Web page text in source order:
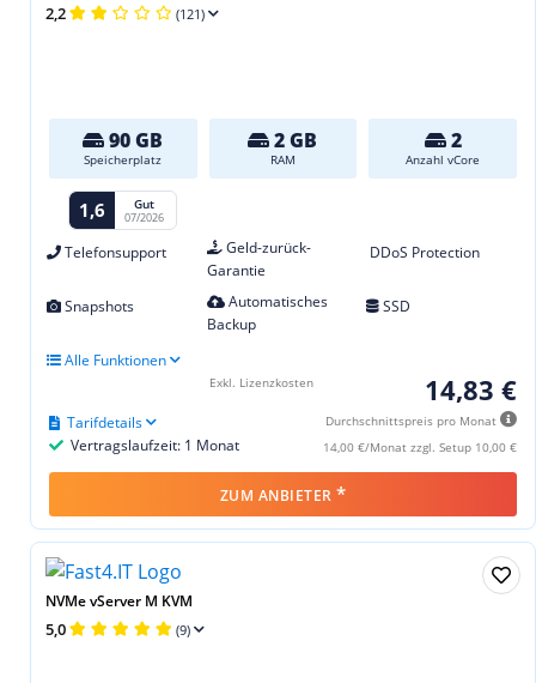
2,2 (121)
90 GB
Speicherplatz
2 GB
RAM
2
Anzahl vCore
1,6 Gut
07/2026
Telefonsupport
Geld-zurück-
Garantie
DDoS Protection
Snapshots
Automatisches
Backup
SSD
Alle Funktionen
14,83 €
Durchschnittspreis pro Monat
14,00 €/Monat zzgl. Setup 10,00 €
Vertragslaufzeit: 1 Monat
Tarifdetails
Exkl. Lizenzkosten
ZUM ANBIETER *
NVMe vServer M KVM
5,0 (9)